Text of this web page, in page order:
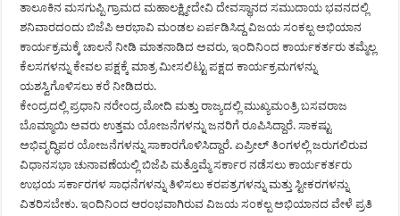
ತಾಲೂಕಿನ ಮಸಗುಪ್ಪಿ ಗ್ರಾಮದ ಮಹಾಲಕ್ಷ್ಮೀದೇವಿ ದೇವಸ್ಥಾನದ ಸಮುದಾಯ ಭವನದಲ್ಲಿ
ಶನಿವಾರದಂದು ಬಿಜೆಪಿ ಅರಭಾವಿ ಮಂಡಲ ಏರ್ಪಡಿಸಿದ್ದ ವಿಜಯ ಸಂಕಲ್ಪ ಅಭಿಯಾನ
ಕಾರ್ಯಕ್ರಮಕ್ಕೆ ಚಾಲನೆ ನೀಡಿ ಮಾತನಾಡಿದ ಅವರು, ಇಂದಿನಿಂದ ಕಾರ್ಯಕರ್ತರು ತಮ್ಮೆಲ್ಲ
ಕೆಲಸಗಳನ್ನು ಕೇವಲ ಪಕ್ಷಕ್ಕೆ ಮಾತ್ರ ಮೀಸಲಿಟ್ಟು ಪಕ್ಷದ ಕಾರ್ಯಕ್ರಮಗಳನ್ನು
ಯಶಸ್ವಿಗೊಳಿಸಲು ಕರೆ ನೀಡಿದರು.
ಕೇಂದ್ರದಲ್ಲಿ ಪ್ರಧಾನಿ ನರೇಂದ್ರ ಮೋದಿ ಮತ್ತು ರಾಜ್ಯದಲ್ಲಿ ಮುಖ್ಯಮಂತ್ರಿ ಬಸವರಾಜ
ಬೊಮ್ಮಾಯಿ ಅವರು ಉತ್ತಮ ಯೋಜನೆಗಳನ್ನು ಜನರಿಗೆ ರೂಪಿಸಿದ್ದಾರೆ. ಸಾಕಷ್ಟು
ಅಭಿವೃದ್ಧಿಪರ ಯೋಜನೆಗಳನ್ನು ಸಾಕಾರಗೊಳಿಸಿದ್ದಾರೆ. ಏಪ್ರೀಲ್ ತಿಂಗಳಲ್ಲಿ ಜರುಗಲಿರುವ
ವಿಧಾನಸಭಾ ಚುನಾವಣೆಯಲ್ಲಿ ಬಿಜೆಪಿ ಮತ್ತೊಮ್ಮೆ ಸರ್ಕಾರ ನಡೆಸಲು ಕಾರ್ಯಕರ್ತರು
ಉಭಯ ಸರ್ಕಾರಗಳ ಸಾಧನೆಗಳನ್ನು ತಿಳಿಸಲು ಕರಪತ್ರಗಳನ್ನು ಮತ್ತು ಸ್ಟೀಕರಗಳನ್ನು
ವಿತರಿಸಬೇಕು. ಇಂದಿನಿಂದ ಆರಂಭವಾಗಿರುವ ವಿಜಯ ಸಂಕಲ್ಪ ಅಭಿಯಾನದ ವೇಳೆ ಪ್ರತಿ